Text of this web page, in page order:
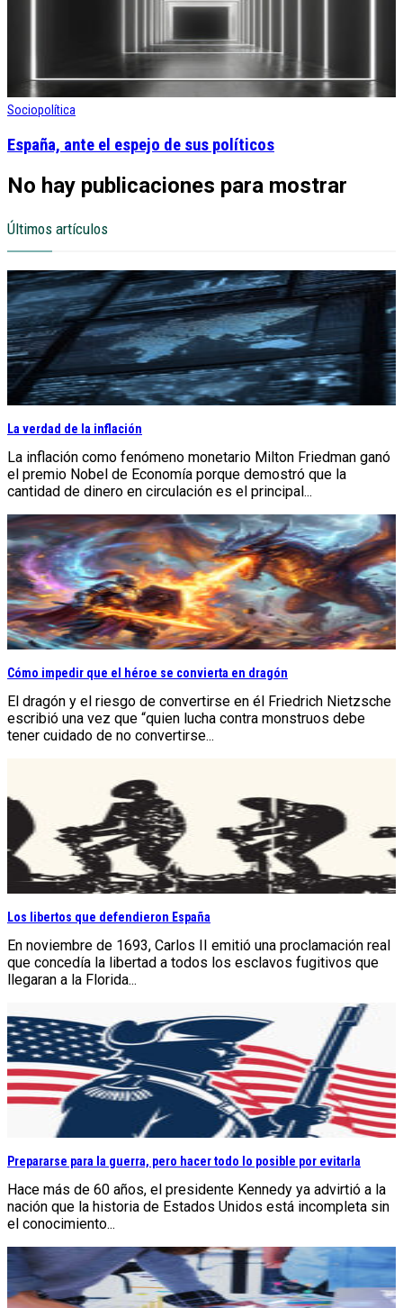
Sociopolítica
España, ante el espejo de sus políticos
No hay publicaciones para mostrar
Últimos artículos
La verdad de la inflación
La inflación como fenómeno monetario Milton Friedman ganó
el premio Nobel de Economía porque demostró que la
cantidad de dinero en circulación es el principal...
Cómo impedir que el héroe se convierta en dragón
El dragón y el riesgo de convertirse en él Friedrich Nietzsche
escribió una vez que “quien lucha contra monstruos debe
tener cuidado de no convertirse...
Los libertos que defendieron España
En noviembre de 1693, Carlos II emitió una proclamación real
que concedía la libertad a todos los esclavos fugitivos que
llegaran a la Florida...
Prepararse para la guerra, pero hacer todo lo posible por evitarla
Hace más de 60 años, el presidente Kennedy ya advirtió a la
nación que la historia de Estados Unidos está incompleta sin
el conocimiento...